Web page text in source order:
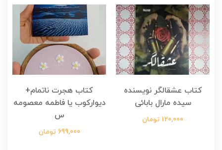
کتاب عشقالگر نویسنده
سیده مارال بابائی
120,000 تومان
کتاب هجرت ناتمام+
دیوارکوب یا فاطمه معصومه
س
699,000 تومان